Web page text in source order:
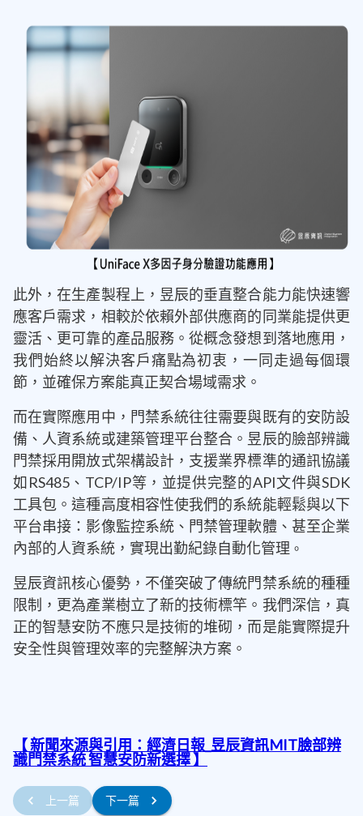
此外，在生產製程上，昱辰的垂直整合能力能快速響
應客戶需求，相較於依賴外部供應商的同業能提供更
靈活、更可靠的產品服務。從概念發想到落地應用，
我們始終以解決客戶痛點為初衷，一同走過每個環
節，並確保方案能真正契合場域需求。
而在實際應用中，門禁系統往往需要與既有的安防設
備、人資系統或建築管理平台整合。昱辰的臉部辨識
門禁採用開放式架構設計，支援業界標準的通訊協議
如RS485、TCP/IP等，並提供完整的API文件與SDK
工具包。這種高度相容性使我們的系統能輕鬆與以下
平台串接：影像監控系統、門禁管理軟體、甚至企業
內部的人資系統，實現出勤紀錄自動化管理 。
昱辰資訊核心優勢，不僅突破了傳統門禁系統的種種
限制，更為產業樹立了新的技術標竿。我們深信，真
正的智慧安防不應只是技術的堆砌，而是能實際提升
安全性與管理效率的完整解決方案。
【 新聞來源與引用：經濟日報_昱辰資訊MIT臉部辨
識門禁系統 智慧安防新選擇 】
上一篇 下一篇